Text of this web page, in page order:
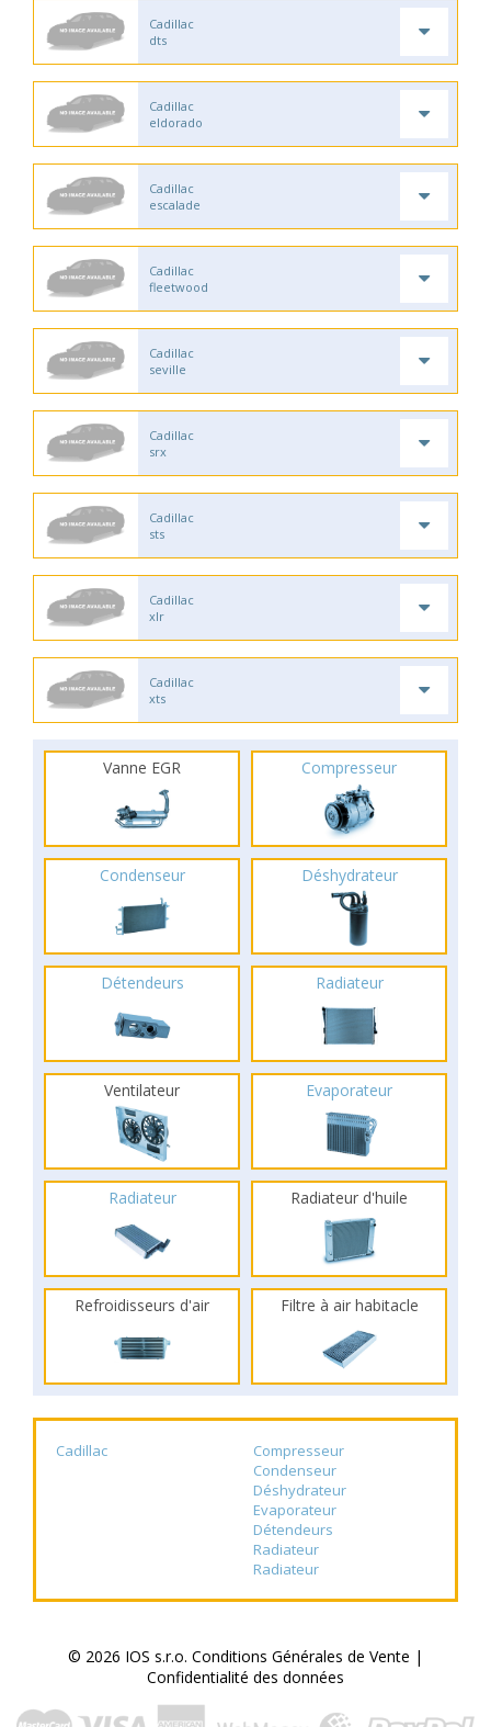
Cadillac
dts
Cadillac
eldorado
Cadillac
escalade
Cadillac
fleetwood
Cadillac
seville
Cadillac
srx
Cadillac
sts
Cadillac
xlr
Cadillac
xts
Vanne EGR Compresseur
Condenseur Déshydrateur
Détendeurs Radiateur
Ventilateur Evaporateur
Radiateur Radiateur d'huile
Refroidisseurs d'air Filtre à air habitacle
Cadillac
Compresseur
Condenseur
Déshydrateur
Evaporateur
Détendeurs
Radiateur
Radiateur
© 2026 IOS s.r.o. Conditions Générales de Vente |
Confidentialité des données